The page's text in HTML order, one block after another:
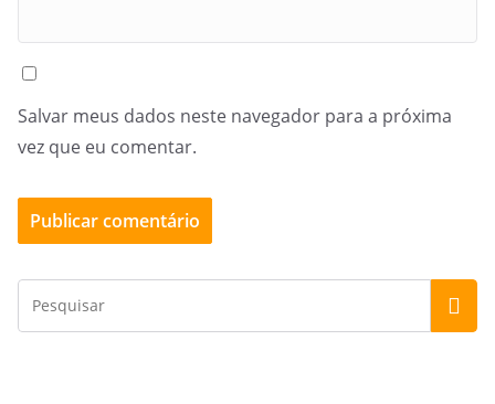
Salvar meus dados neste navegador para a próxima
vez que eu comentar.